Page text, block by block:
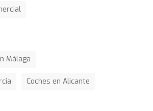
Málaga
Coches en Alicante